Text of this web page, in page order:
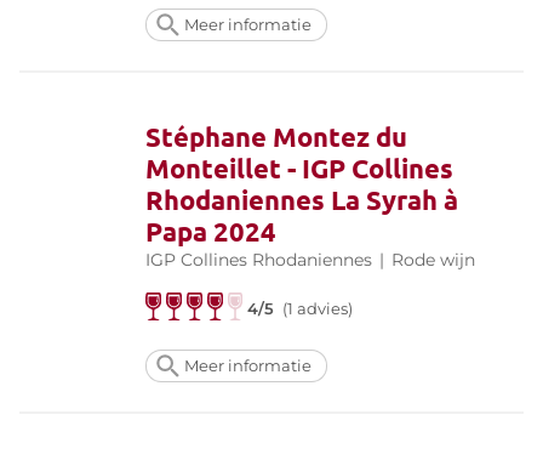
Meer informatie
Stéphane Montez du
Monteillet - IGP Collines
Rhodaniennes La Syrah à
Papa 2024
IGP Collines Rhodaniennes | Rode wijn
4/5 (1 advies)
Meer informatie